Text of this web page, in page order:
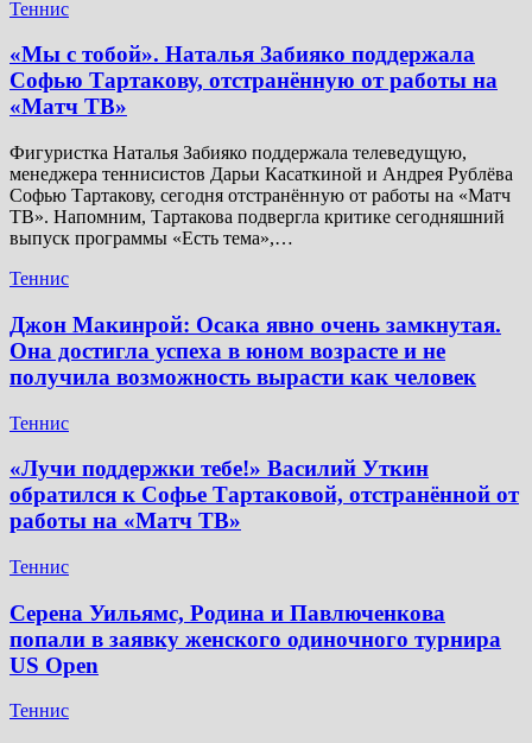
Теннис
«Мы с тобой». Наталья Забияко поддержала
Софью Тартакову, отстранённую от работы на
«Матч ТВ»
Фигуристка Наталья Забияко поддержала телеведущую,
менеджера теннисистов Дарьи Касаткиной и Андрея Рублёва
Софью Тартакову, сегодня отстранённую от работы на «Матч
ТВ». Напомним, Тартакова подвергла критике сегодняшний
выпуск программы «Есть тема»,…
Теннис
Джон Макинрой: Осака явно очень замкнутая.
Она достигла успеха в юном возрасте и не
получила возможность вырасти как человек
Теннис
«Лучи поддержки тебе!» Василий Уткин
обратился к Софье Тартаковой, отстранённой от
работы на «Матч ТВ»
Теннис
Серена Уильямс, Родина и Павлюченкова
попали в заявку женского одиночного турнира
US Open
Теннис